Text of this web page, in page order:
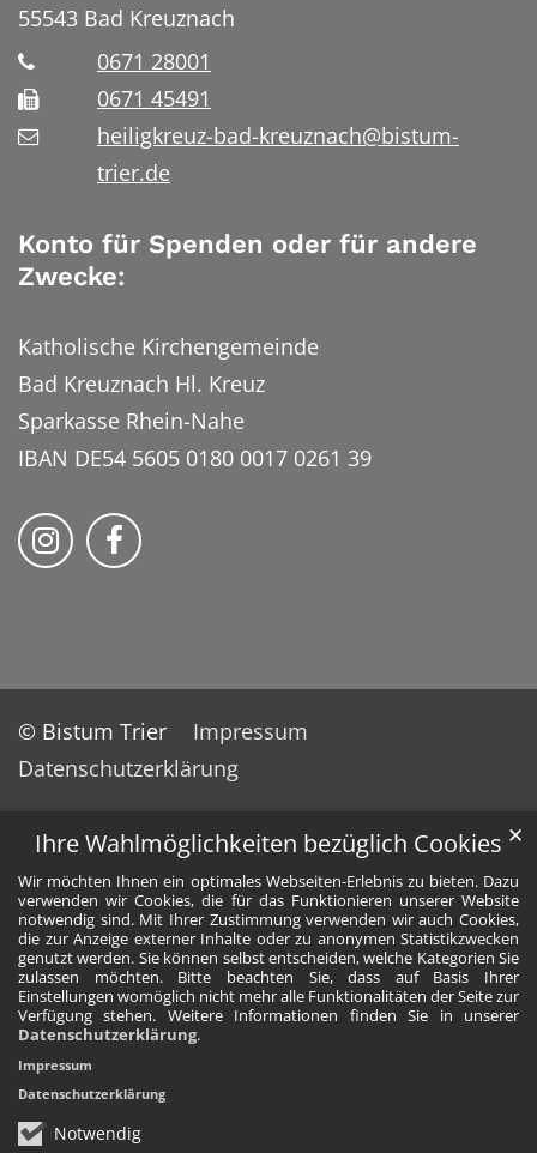
Ihre Wahlmöglichkeiten bezüglich Cookies
Wir möchten Ihnen ein optimales Webseiten-Erlebnis zu bieten. Dazu
verwenden wir Cookies, die für das Funktionieren unserer Website
notwendig sind. Mit Ihrer Zustimmung verwenden wir auch Cookies,
die zur Anzeige externer Inhalte oder zu anonymen Statistikzwecken
genutzt werden. Sie können selbst entscheiden, welche Kategorien Sie
zulassen möchten. Bitte beachten Sie, dass auf Basis Ihrer
Einstellungen womöglich nicht mehr alle Funktionalitäten der Seite zur
Verfügung stehen. Weitere Informationen finden Sie in unserer
Datenschutzerklärung.
Notwendig
✕
Impressum
Datenschutzerklärung
55543 Bad Kreuznach
0671 28001
0671 45491
heiligkreuz-bad-kreuznach@bistum-
trier.de
Konto für Spenden oder für andere
Zwecke:
Katholische Kirchengemeinde
Bad Kreuznach Hl. Kreuz
Sparkasse Rhein-Nahe
IBAN DE54 5605 0180 0017 0261 39
Bistum Trier auf Instragram
Bistum Trier auf Facebook
© Bistum Trier
Impressum
Datenschutzerklärung